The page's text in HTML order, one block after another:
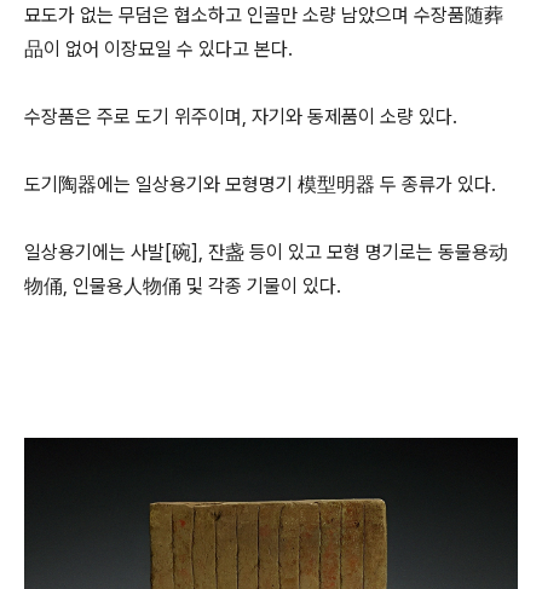
묘도가 없는 무덤은 협소하고 인골만 소량 남았으며 수장품随葬
品이 없어 이장묘일 수 있다고 본다.
수장품은 주로 도기 위주이며, 자기와 동제품이 소량 있다.
도기陶器에는 일상용기와 모형명기 模型明器 두 종류가 있다.
일상용기에는 사발[碗], 잔盏 등이 있고 모형 명기로는 동물용动
物俑, 인물용人物俑 및 각종 기물이 있다.